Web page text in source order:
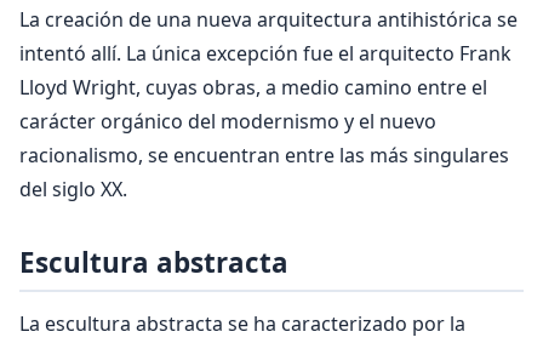
La creación de una nueva arquitectura antihistórica se
intentó allí. La única excepción fue el arquitecto Frank
Lloyd Wright, cuyas obras, a medio camino entre el
carácter orgánico del modernismo y el nuevo
racionalismo, se encuentran entre las más singulares
del siglo XX.
Escultura abstracta
La escultura abstracta se ha caracterizado por la